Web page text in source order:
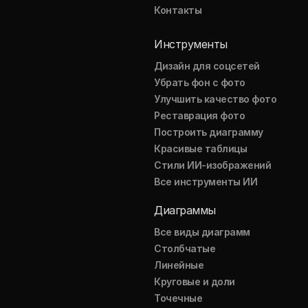
Контакты
Инструменты
Дизайн для соцсетей
Убрать фон с фото
Улучшить качество фото
Реставрация фото
Построить диаграмму
Красивые таблицы
Стили ИИ-изображений
Все инструменты ИИ
Диаграммы
Все виды диаграмм
Столбчатые
Линейные
Круговые и доли
Точечные